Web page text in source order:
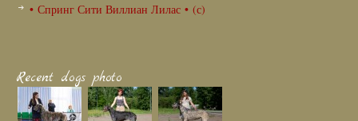
• Спринг Сити Виллиан Лилас • (с)
Recent dogs photo